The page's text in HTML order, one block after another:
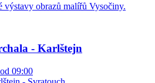
výstavy obrazů malířů Vysočiny.
- Karlštejn
09:00